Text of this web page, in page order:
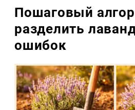
Пошаговый
разделить
ошибок